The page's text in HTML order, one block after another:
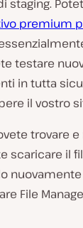
staging.
premium
testare
in tutta
il vostro
trovare
scaricare il
nuovamente
File